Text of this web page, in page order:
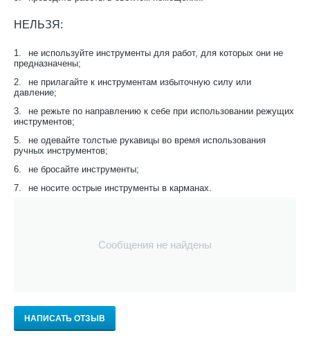
НЕЛЬЗЯ:
1.
не используйте инструменты для работ, для которых они не
предназначены;
2.
не прилагайте к инструментам избыточную силу или
давление;
3.
не режьте по направлению к себе при использовании режущих
инструментов;
5.
не одевайте толстые рукавицы во время использования
ручных инструментов;
6.
не бросайте инструменты;
7.
не носите острые инструменты в карманах.
Сообщения не найдены
НАПИСАТЬ ОТЗЫВ